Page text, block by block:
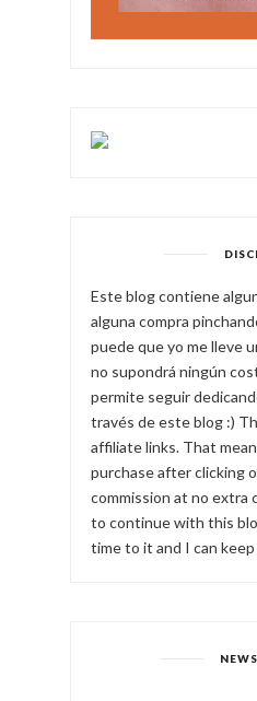
Este blog contiene
alguna compra
puede que yo me lleve
no supondrá ningún
permite seguir
través de este blog :)
affiliate links. That
purchase after clicking
commission at no extra
to continue with this
time to it and I can